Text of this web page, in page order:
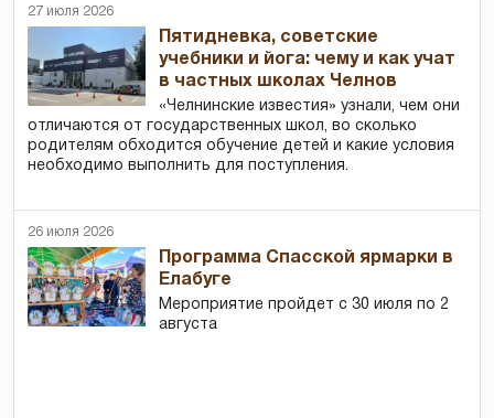
27 июля 2026
Пятидневка, советские
учебники и йога: чему и как учат
в частных школах Челнов
«Челнинские известия» узнали, чем они
отличаются от государственных школ, во сколько
родителям обходится обучение детей и какие условия
необходимо выполнить для поступления.
26 июля 2026
Программа Спасской ярмарки в
Елабуге
Мероприятие пройдет с 30 июля по 2
августа